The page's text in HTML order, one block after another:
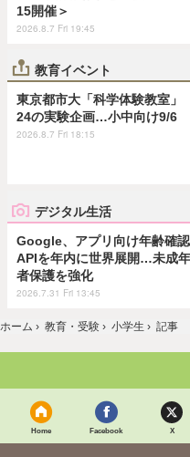
15開催＞
2026.8.7 Fri 19:45
教育イベント
東京都市大「科学体験教室」
24の実験企画…小中向け9/6
2026.8.7 Fri 18:15
デジタル生活
Google、アプリ向け年齢確認
APIを年内に世界展開…未成年
者保護を強化
2026.7.31 Fri 13:45
ホーム › 教育・受験 › 小学生 › 記事
Home Facebook X